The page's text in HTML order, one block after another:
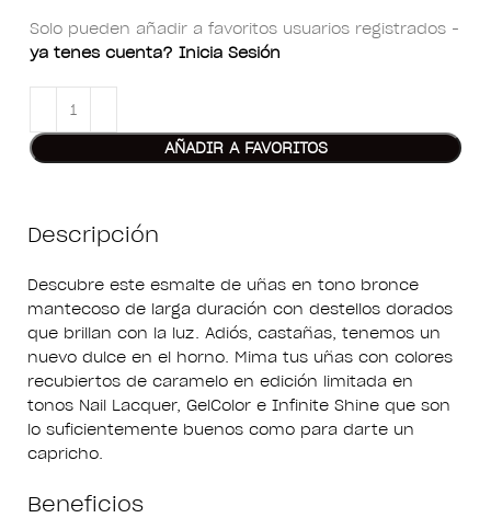
Solo pueden añadir a favoritos usuarios registrados -
ya tenes cuenta? Inicia Sesión
AÑADIR A FAVORITOS
Descripción
Descubre este esmalte de uñas en tono bronce
mantecoso de larga duración con destellos dorados
que brillan con la luz. Adiós, castañas, tenemos un
nuevo dulce en el horno. Mima tus uñas con colores
recubiertos de caramelo en edición limitada en
tonos Nail Lacquer, GelColor e Infinite Shine que son
lo suficientemente buenos como para darte un
capricho.
Beneficios